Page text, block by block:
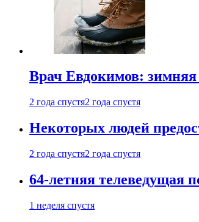
Врач Евдокимов: зимняя
2 года спустя2 года спустя
Некоторых людей
2 года спустя2 года спустя
64-летняя телеведущая
1 неделя спустя